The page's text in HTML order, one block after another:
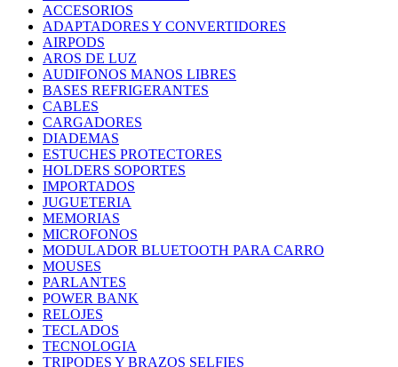
ACCESORIOS
ADAPTADORES Y CONVERTIDORES
AIRPODS
AROS DE LUZ
AUDIFONOS MANOS LIBRES
BASES REFRIGERANTES
CABLES
CARGADORES
DIADEMAS
ESTUCHES PROTECTORES
HOLDERS SOPORTES
IMPORTADOS
JUGUETERIA
MEMORIAS
MICROFONOS
MODULADOR BLUETOOTH PARA CARRO
MOUSES
PARLANTES
POWER BANK
RELOJES
TECLADOS
TECNOLOGIA
TRIPODES Y BRAZOS SELFIES